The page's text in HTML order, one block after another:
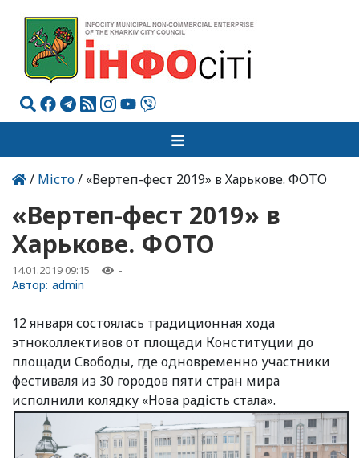
/ Місто/ «Вертеп-фест 2019» в Харькове. ФОТО
«Вертеп-фест 2019» в
Харькове. ФОТО
14.01.2019 09:15 -
Автор: admin
12 января состоялась традиционная хода
этноколлективов от площади Конституции до
площади Свободы, где одновременно участники
фестиваля из 30 городов пяти стран мира
исполнили колядку «Нова радість стала».